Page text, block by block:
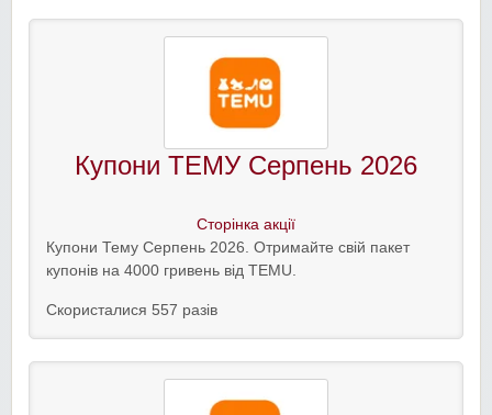
Купони ТЕМУ Серпень 2026
Сторінка акції
Купони Тему Серпень 2026. Отримайте свій пакет
купонів на 4000 гривень від TEMU.
Скористалися 557 разів